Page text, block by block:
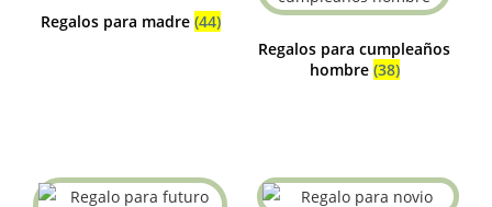
Regalos para madre (44)
Regalos para cumpleaños
hombre (38)